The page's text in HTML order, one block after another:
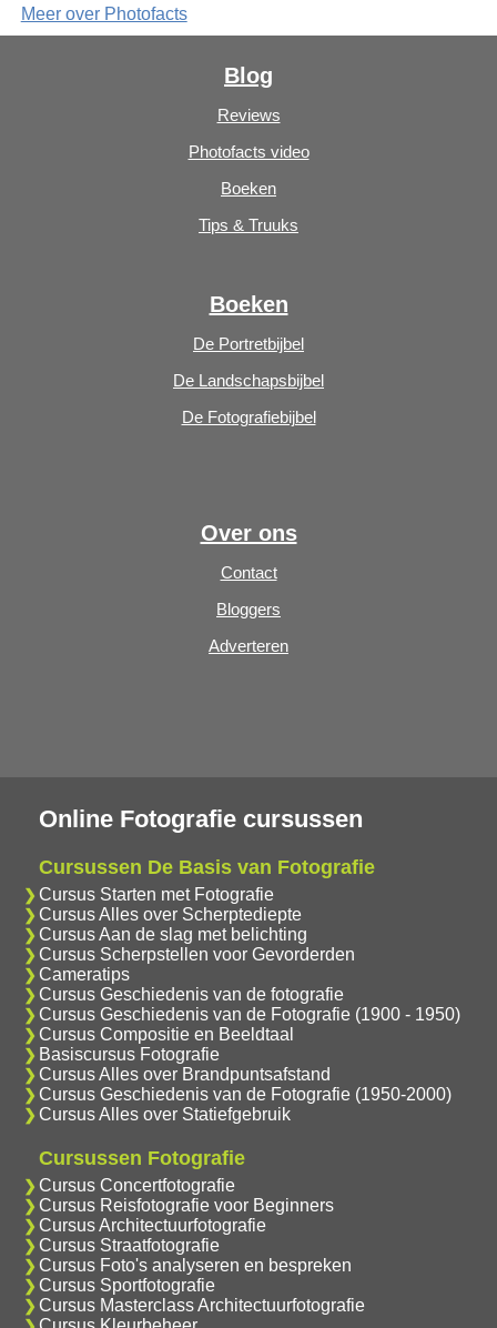
Meer over Photofacts
Blog
Reviews
Photofacts video
Boeken
Tips & Truuks
Boeken
De Portretbijbel
De Landschapsbijbel
De Fotografiebijbel
Over ons
Contact
Bloggers
Adverteren
Online Fotografie cursussen
Cursussen De Basis van Fotografie
Cursus Starten met Fotografie
Cursus Alles over Scherptediepte
Cursus Aan de slag met belichting
Cursus Scherpstellen voor Gevorderden
Cameratips
Cursus Geschiedenis van de fotografie
Cursus Geschiedenis van de Fotografie (1900 - 1950)
Cursus Compositie en Beeldtaal
Basiscursus Fotografie
Cursus Alles over Brandpuntsafstand
Cursus Geschiedenis van de Fotografie (1950-2000)
Cursus Alles over Statiefgebruik
Cursussen Fotografie
Cursus Concertfotografie
Cursus Reisfotografie voor Beginners
Cursus Architectuurfotografie
Cursus Straatfotografie
Cursus Foto's analyseren en bespreken
Cursus Sportfotografie
Cursus Masterclass Architectuurfotografie